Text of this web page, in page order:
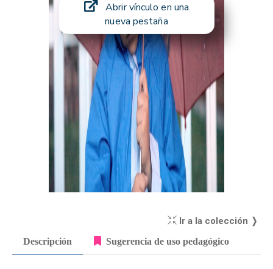
Abrir vínculo en una
nueva pestaña
Ir a la colección ❭
Descripción Sugerencia de uso pedagógico